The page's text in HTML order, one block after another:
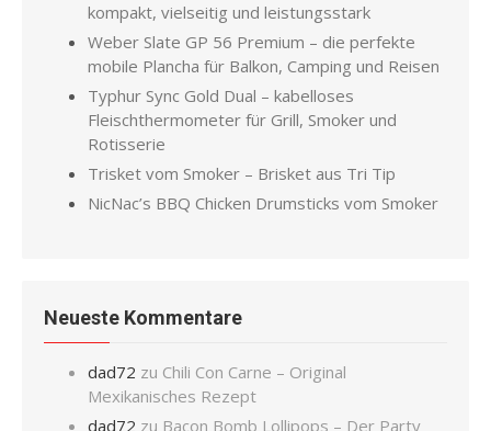
kompakt, vielseitig und leistungsstark
Weber Slate GP 56 Premium – die perfekte
mobile Plancha für Balkon, Camping und Reisen
Typhur Sync Gold Dual – kabelloses
Fleischthermometer für Grill, Smoker und
Rotisserie
Trisket vom Smoker – Brisket aus Tri Tip
NicNac’s BBQ Chicken Drumsticks vom Smoker
Neueste Kommentare
dad72 zu Chili Con Carne – Original
Mexikanisches Rezept
dad72 zu Bacon Bomb Lollipops – Der Party